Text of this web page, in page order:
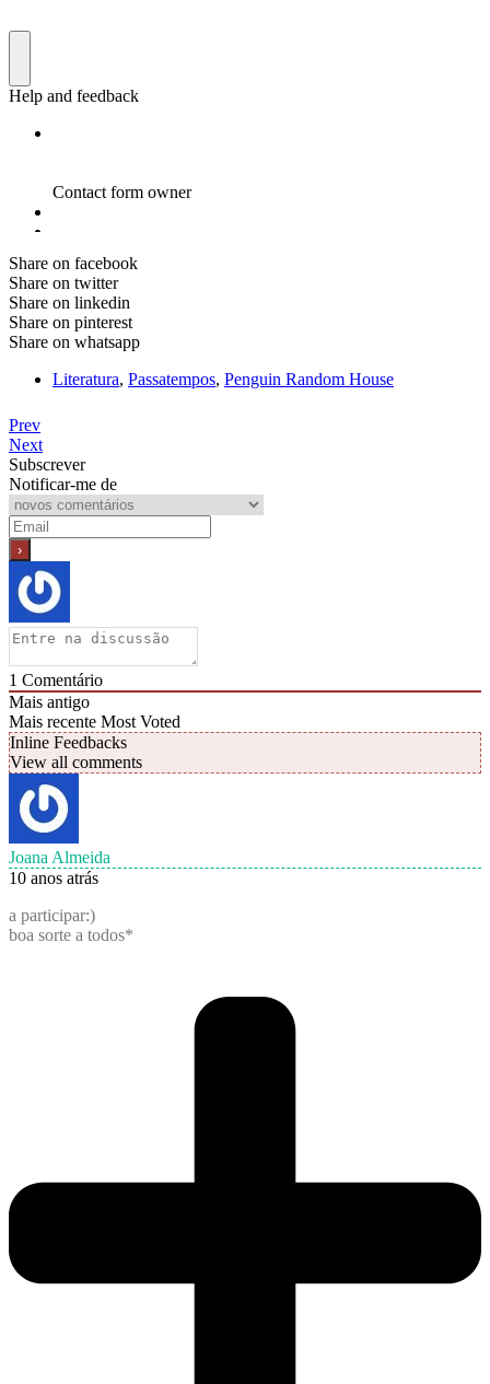
Share on facebook
Share on twitter
Share on linkedin
Share on pinterest
Share on whatsapp
Literatura, Passatempos, Penguin Random House
Prev
Next
Subscrever
Notificar-me de
1 Comentário
Mais antigo
Mais recente Most Voted
Inline Feedbacks
View all comments
Joana Almeida
10 anos atrás
a participar:)
boa sorte a todos*